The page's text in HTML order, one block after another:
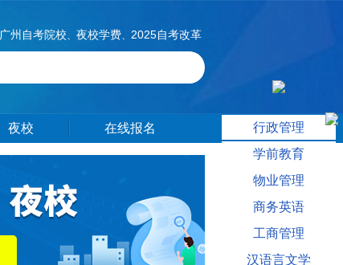
广州自考院校、 夜校学费、 2025自考改革
夜校 在线报名
行政管理
学前教育
物业管理
商务英语
工商管理
汉语言文学